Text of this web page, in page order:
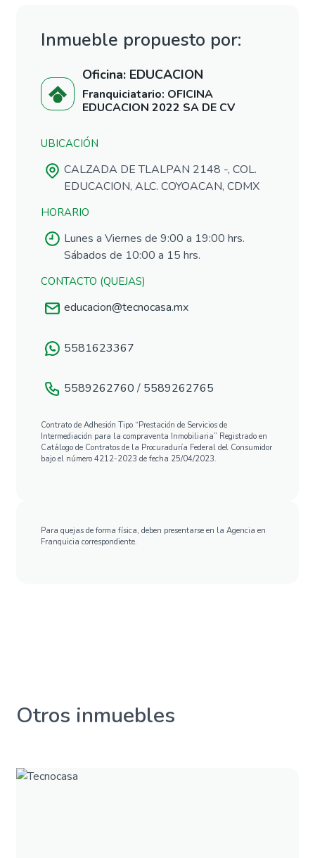
Inmueble propuesto por:
Oficina: EDUCACION
Franquiciatario: OFICINA
EDUCACION 2022 SA DE CV
UBICACIÓN
CALZADA DE TLALPAN 2148 -, COL.
EDUCACION, ALC. COYOACAN, CDMX
HORARIO
Lunes a Viernes de 9:00 a 19:00 hrs.
Sábados de 10:00 a 15 hrs.
CONTACTO (QUEJAS)
educacion@tecnocasa.mx
5581623367
5589262760 / 5589262765
Contrato de Adhesión Tipo “Prestación de Servicios de
Intermediación para la compraventa Inmobiliaria” Registrado en
Catálogo de Contratos de la Procuraduría Federal del Consumidor
bajo el número 4212-2023 de fecha 25/04/2023.
Para quejas de forma física, deben presentarse en la Agencia en
Franquicia correspondiente.
Otros inmuebles